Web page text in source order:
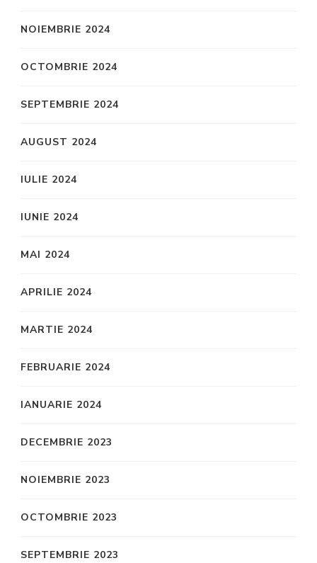
NOIEMBRIE 2024
OCTOMBRIE 2024
SEPTEMBRIE 2024
AUGUST 2024
IULIE 2024
IUNIE 2024
MAI 2024
APRILIE 2024
MARTIE 2024
FEBRUARIE 2024
IANUARIE 2024
DECEMBRIE 2023
NOIEMBRIE 2023
OCTOMBRIE 2023
SEPTEMBRIE 2023